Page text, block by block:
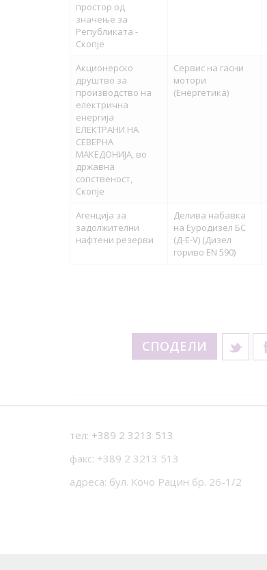
простор од
значење за
Републиката -
Скопје
Акционерско
друштво за
производство на
електрична
енергија
ЕЛЕКТРАНИ НА
СЕВЕРНА
МАКЕДОНИЈА, во
државна
сопственост,
Скопје
Сервис на гасни
мотори
(Енергетика)
Агенција за
задолжителни
нафтени резерви
Делива набавка
на Еуродизел БС
(Д-Е-V) (Дизел
гориво EN 590)
СПОДЕЛИ
тел: +389 2 3213 513
факс: +389 2 3213 513
адреса: бул. Кочо Рацин бр. 26-1/2